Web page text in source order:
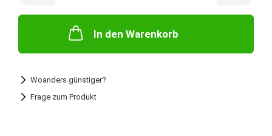
In den Warenkorb
Woanders günstiger?
Frage zum Produkt